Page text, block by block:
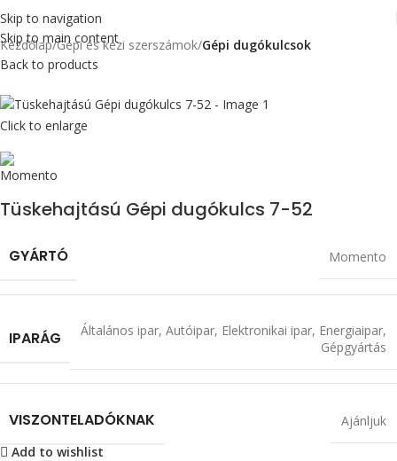
Skip to navigation
Skip to main content
Kezdőlap Gépi és kézi szerszámok Gépi dugókulcsok
Back to products
Click to enlarge
Tüskehajtású Gépi dugókulcs 7-52
GYÁRTÓ Momento
IPARÁG Általános ipar, Autóipar, Elektronikai ipar, Energiaipar,
Gépgyártás
VISZONTELADÓKNAK
Ajánljuk
Add to wishlist